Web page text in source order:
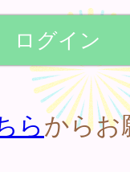
らからお